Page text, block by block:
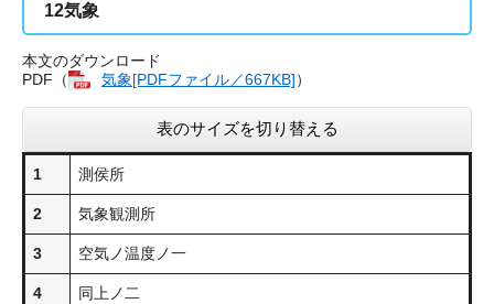
12気象
本文のダウンロード
PDF（
気象[PDFファイル／667KB]）
表のサイズを切り替える
1 測侯所
2 気象観測所
3 空気ノ温度ノ一
4 同上ノ二